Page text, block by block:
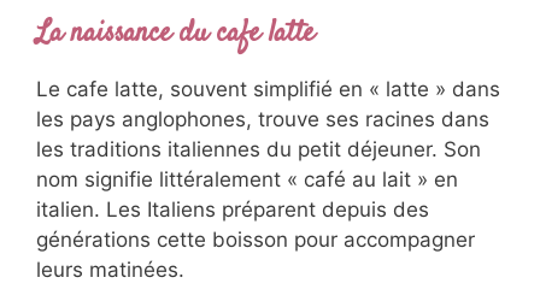
La naissance du cafe latte
Le cafe latte, souvent simplifié en « latte » dans
les pays anglophones, trouve ses racines dans
les traditions italiennes du petit déjeuner. Son
nom signifie littéralement « café au lait » en
italien. Les Italiens préparent depuis des
générations cette boisson pour accompagner
leurs matinées.